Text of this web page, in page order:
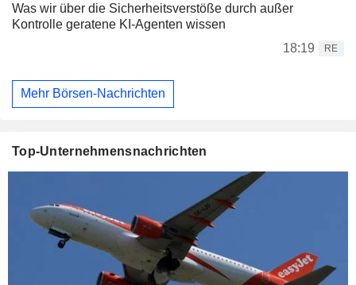
Was wir über die Sicherheitsverstöße durch außer
Kontrolle geratene KI-Agenten wissen
18:19
RE
Mehr Börsen-Nachrichten
Top-Unternehmensnachrichten